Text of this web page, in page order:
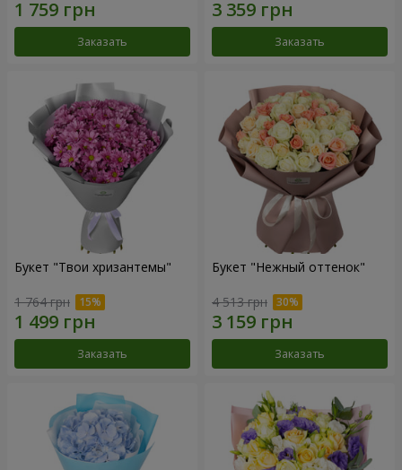
Заказать Заказать
Букет "Твои хризантемы"
1 764 грн
Заказать
Букет "Нежный оттенок"
4 513 грн
Заказать